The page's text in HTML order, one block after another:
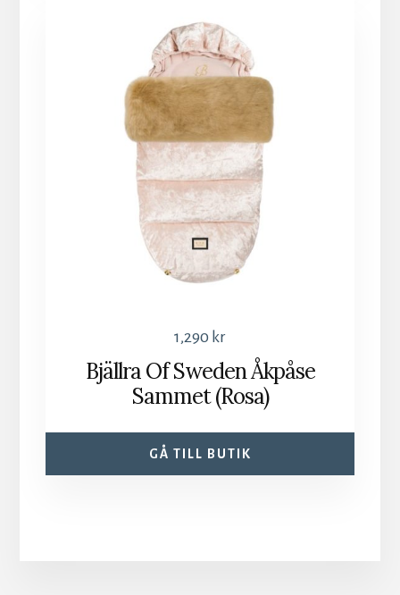
1,290 kr
Bjällra Of Sweden Åkpåse
Sammet (Rosa)
GÅ TILL BUTIK